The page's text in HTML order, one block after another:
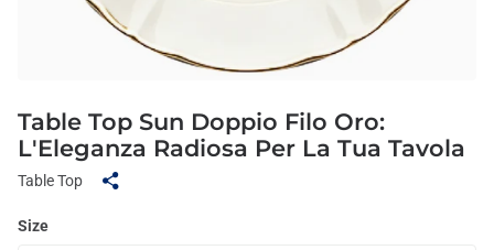
Table Top Sun Doppio Filo Oro:
L'Eleganza Radiosa Per La Tua Tavola
Table Top
Size